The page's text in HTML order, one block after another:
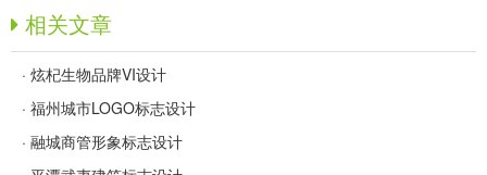
相关文章
· 炫杞生物品牌VI设计
· 福州城市LOGO标志设计
· 融城商管形象标志设计